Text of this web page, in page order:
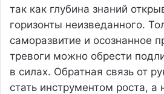
так как глубина знаний
горизонты неизведанного.
саморазвитие и осознанное
тревоги можно обрести
в силах. Обратная связь от
стать инструментом роста,